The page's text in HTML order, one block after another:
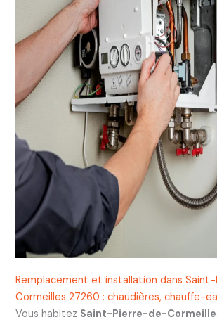
Remplacement et installation dans
Cormeilles 27260 : chaudières, chauffe-
Vous habitez Saint-Pierre-de-